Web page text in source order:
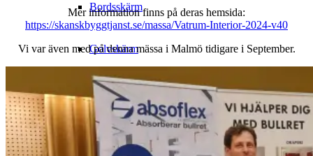
Bordsskärm
Golvskärm
Skärmtillbehör
Övriga Produkter
Mer information finns på deras hemsida:
https://skanskbyggtjanst.se/massa/Vatrum-Interior-2024-v40
Vi var även med på denna mässa i Malmö tidigare i September.